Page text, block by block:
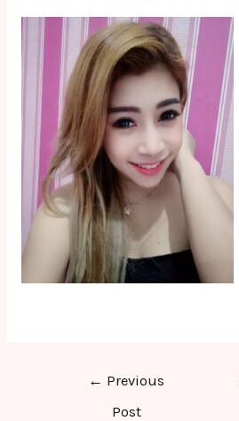
← Previous
Post